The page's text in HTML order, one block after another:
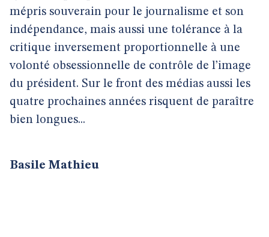
mépris souverain pour le journalisme et son
indépendance, mais aussi une tolérance à la
critique inversement proportionnelle à une
volonté obsessionnelle de contrôle de l’image
du président. Sur le front des médias aussi les
quatre prochaines années risquent de paraître
bien longues...
Basile Mathieu